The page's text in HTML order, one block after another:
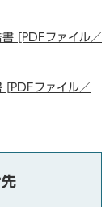
[PDFファイル／
[PDFファイル／